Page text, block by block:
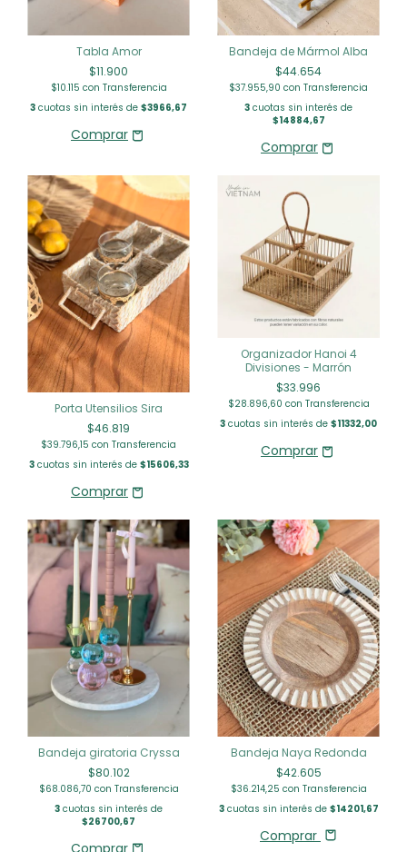
Tabla Amor
$11.900
$10.115 con Transferencia
3 cuotas sin interés de $3966,67
Bandeja de Mármol Alba
$44.654
$37.955,90 con Transferencia
3 cuotas sin interés de
$14884,67
Porta Utensilios Sira
$46.819
$39.796,15 con Transferencia
3cuotas sin interés de $15606,33
Organizador Hanoi 4
Divisiones - Marrón
$33.996
$28.896,60 con Transferencia
3 cuotas sin interés de $11332,00
Bandeja giratoria Cryssa
$80.102
$68.086,70 con Transferencia
3 cuotas sin interés de
$26700,67
Bandeja Naya Redonda
$42.605
$36.214,25 con Transferencia
3cuotas sin interés de $14201,67
Comprar